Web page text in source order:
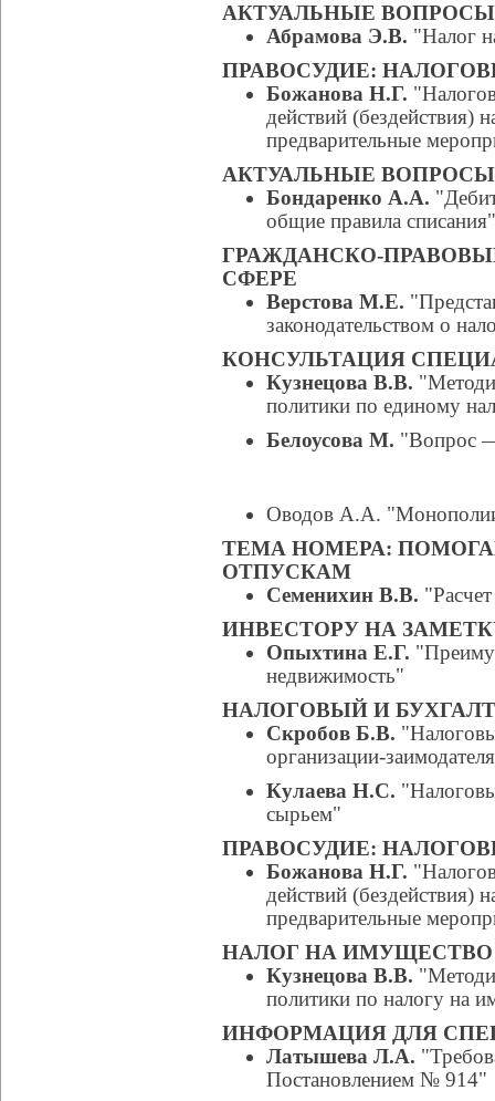
АКТУАЛЬНЫЕ
Абрамова Э.В. "Налог
ПРАВОСУДИЕ:
Божанова Н.Г.
действий (бездействия)
предварительные
АКТУАЛЬНЫЕ
Бондаренко А.А.
общие правила списания"
ГРАЖДАНСКО-
СФЕРЕ
Верстова М.Е.
законодательством о
КОНСУЛЬТАЦИЯ
Кузнецова В.В.
политики по единому
Белоусова М. "Вопрос
Оводов А.А. "Монополии:
ТЕМА НОМЕРА:
ОТПУСКАМ
Семенихин В.В.
ИНВЕСТОРУ НА
Опыхтина Е.Г.
недвижимость"
НАЛОГОВЫЙ И
Скробов Б.В.
организации-
Кулаева Н.С.
сырьем"
ПРАВОСУДИЕ:
Божанова Н.Г.
действий (бездействия)
предварительные
НАЛОГ НА ИМУЩЕСТВО
Кузнецова В.В.
политики по налогу на
ИНФОРМАЦИЯ ДЛЯ
Латышева Л.А.
Постановлением № 914"